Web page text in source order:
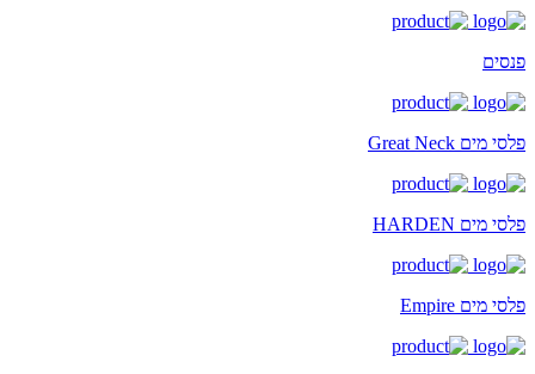
פנסים
פלסי מים Great Neck
פלסי מים HARDEN
פלסי מים Empire